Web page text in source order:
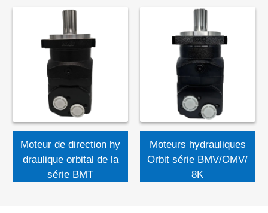
Moteur de direction hy
draulique orbital de la
série BMT
Moteurs hydrauliques
Orbit série BMV/OMV/
8K